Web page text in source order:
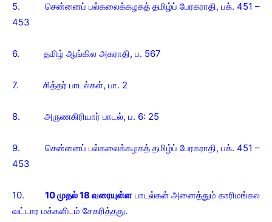
5. சென்னைப் பல்கலைக்கழகத் தமிழ்ப் பேரகராதி, பக். 451 –
453
6. தமிழ் ஆங்கில அகராதி, ப. 567
7. சித்தர் பாடல்கள், பா. 2
8. அருணகிரியார் பாடல், ப. 6: 25
9. சென்னைப் பல்கலைக்கழகத் தமிழ்ப் பேரகராதி, பக். 451 –
453
10. 10 முதல் 18 வரையுள்ளபாடல்கள் அனைத்தும் காரிமங்கல
வட்டார மக்களிடம் சேகரித்தது.